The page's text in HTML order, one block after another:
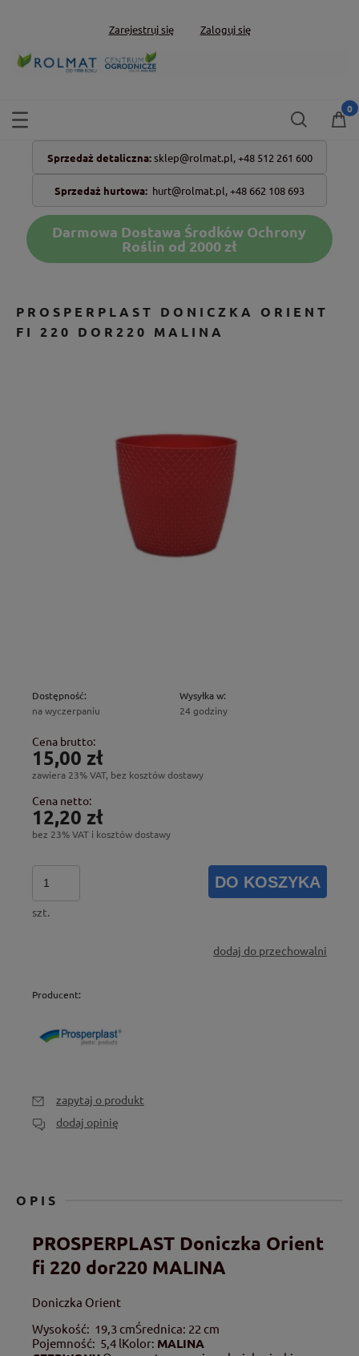
Zarejestruj się Zaloguj się
Sprzedaż detaliczna: sklep@rolmat.pl, +48 512 261 600
Sprzedaż hurtowa: hurt@rolmat.pl,+48 662 108 693
Darmowa Dostawa Środków Ochrony
Roślin od 2000 zł
PROSPERPLAST DONICZKA ORIENT
FI 220 DOR220 MALINA
Dostępność:
na wyczerpaniu
Wysyłka w:
24 godziny
Cena brutto:
15,00 zł
zawiera 23% VAT, bez kosztów dostawy
Cena netto:
12,20 zł
bez 23% VAT i kosztów dostawy
szt.
DO KOSZYKA
dodaj do przechowalni
Producent:
zapytaj o produkt
dodaj opinię
OPIS
PROSPERPLAST Doniczka Orient
fi 220 dor220 MALINA
Doniczka Orient
Wysokość: 19,3 cmŚrednica: 22 cm
Pojemność: 5,4 lKolor: MALINA